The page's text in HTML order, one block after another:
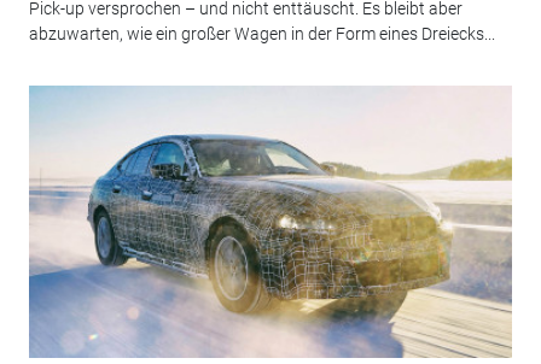
Pick-up versprochen – und nicht enttäuscht. Es bleibt aber
abzuwarten, wie ein großer Wagen in der Form eines Dreiecks...